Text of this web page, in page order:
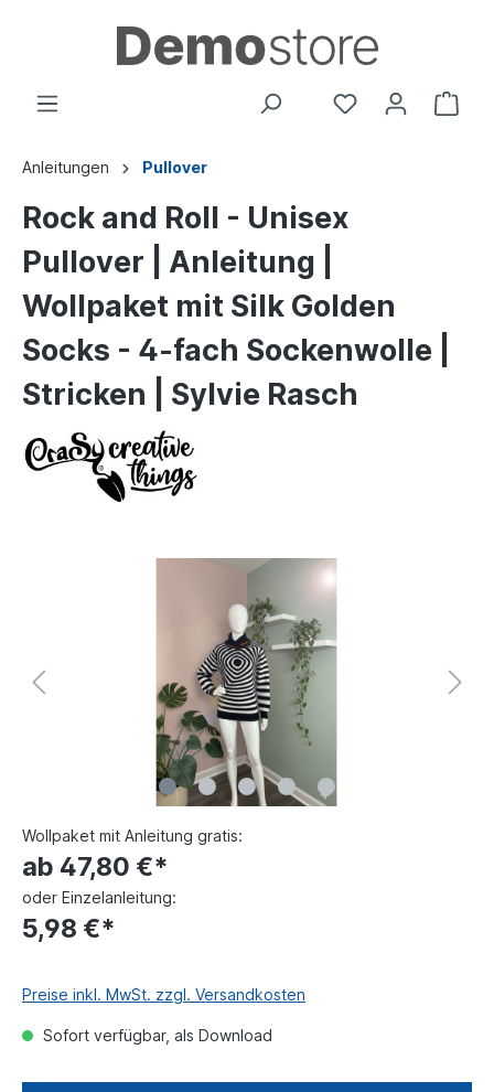
Anleitungen Pullover
Rock and Roll - Unisex
Pullover | Anleitung |
Wollpaket mit Silk Golden
Socks - 4-fach Sockenwolle |
Stricken | Sylvie Rasch
Wollpaket mit Anleitung gratis:
ab 47,80 €*
oder Einzelanleitung:
5,98 €*
Preise inkl. MwSt. zzgl. Versandkosten
Sofort verfügbar, als Download